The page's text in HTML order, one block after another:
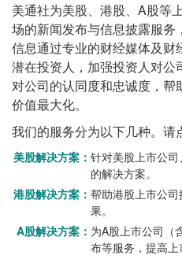
美通社为美股、港股、A股等
场的新闻发布与信息披露服
信息通过专业的财经媒体及财
潜在投资人，加强投资人对公
对公司的认同度和忠诚度，帮
价值最大化。
我们的服务分为以下几种。请
美股解决方案： 针对美股上市公
的解决方案。
港股解决方案： 帮助港股上市公
果。
A股解决方案： 为A股上市公司（
布等服务，提高上